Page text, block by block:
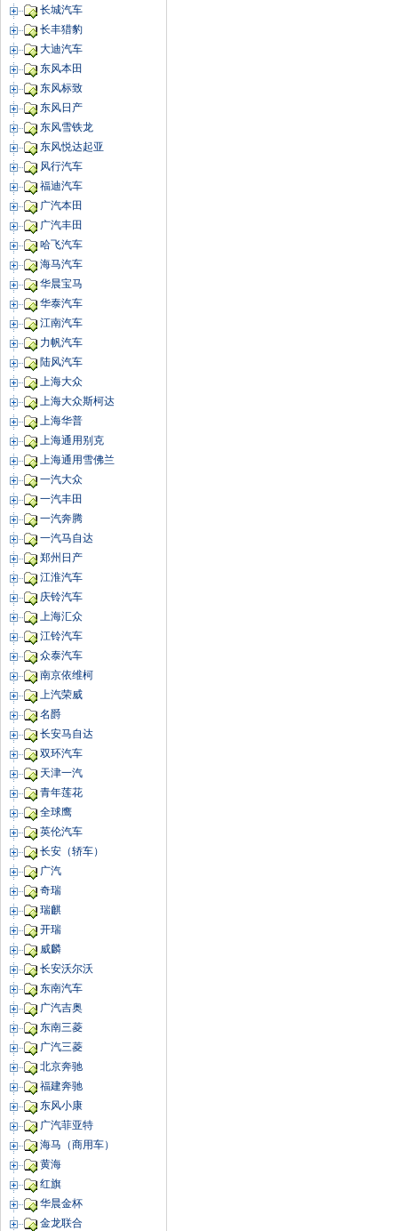
长城汽车
长丰猎豹
大迪汽车
东风本田
东风标致
东风日产
东风雪铁龙
东风悦达起亚
风行汽车
福迪汽车
广汽本田
广汽丰田
哈飞汽车
海马汽车
华晨宝马
华泰汽车
江南汽车
力帆汽车
陆风汽车
上海大众
上海大众斯柯达
上海华普
上海通用别克
上海通用雪佛兰
一汽大众
一汽丰田
一汽奔腾
一汽马自达
郑州日产
江淮汽车
庆铃汽车
上海汇众
江铃汽车
众泰汽车
南京依维柯
上汽荣威
名爵
长安马自达
双环汽车
天津一汽
青年莲花
全球鹰
英伦汽车
长安（轿车）
广汽
奇瑞
瑞麒
开瑞
威麟
长安沃尔沃
东南汽车
广汽吉奥
东南三菱
广汽三菱
北京奔驰
福建奔驰
东风小康
广汽菲亚特
海马（商用车）
黄海
红旗
华晨金杯
金龙联合